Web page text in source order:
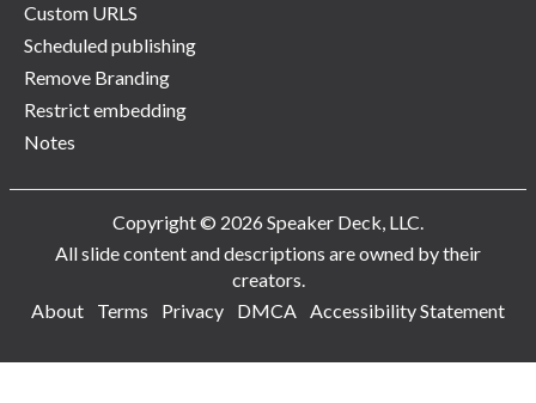
Custom URLS
Scheduled publishing
Remove Branding
Restrict embedding
Notes
Copyright © 2026 Speaker Deck, LLC.
All slide content and descriptions are owned by their
creators.
About
Terms Privacy DMCA Accessibility Statement